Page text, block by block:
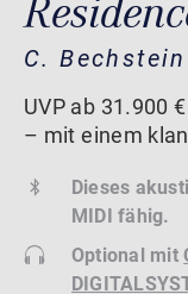
C.
UVP ab 31.900
– mit einem
Dieses
MIDI fähig.
Optional mit